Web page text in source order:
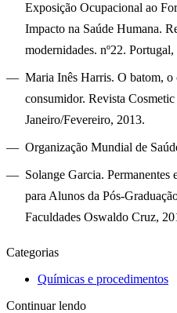
Exposição Ocupacional ao
Impacto na Saúde Humana.
modernidades. nº22. Portugal,
Maria Inês Harris. O batom, o
consumidor. Revista
Janeiro/Fevereiro, 2013.
Organização Mundial de
Solange Garcia. Permanentes
para Alunos da Pós-
Faculdades Oswaldo Cruz,
Categorias
Químicas e procedimentos
Continuar lendo